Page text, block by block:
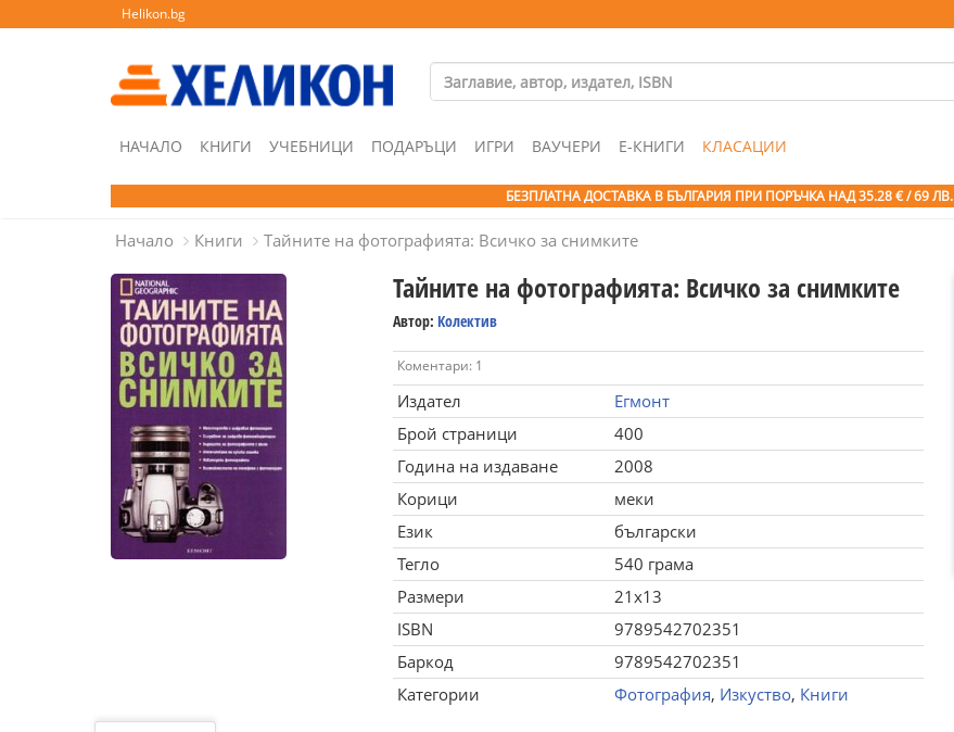
Helikon.bg
НАЧАЛО КНИГИ УЧЕБНИЦИ ПОДАРЪЦИ ИГРИ ВАУЧЕРИ Е-КНИГИ КЛАСАЦИИ
БЕЗПЛАТНА ДОСТАВКА В БЪЛГАРИЯ ПРИ ПОРЪЧКА НАД 35.28 € / 69 ЛВ.
Начало Книги Тайните на фотографията: Всичко за снимките
Тайните на фотографията: Всичко за снимките
Автор: Колектив
Коментари: 1
Издател
Егмонт
Брой страници
400
Година на издаване
2008
Корици
меки
Език
български
Тегло
540 грама
Размери
21x13
ISBN
9789542702351
Баркод
9789542702351
Категории
Фотография, Изкуство, Книги